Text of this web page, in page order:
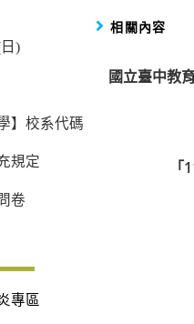
相關內容
國立臺中教
)
】校系代碼
規定
卷
專區